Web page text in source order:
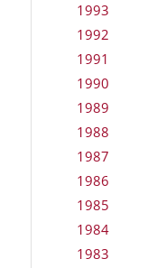
1993
1992
1991
1990
1989
1988
1987
1986
1985
1984
1983